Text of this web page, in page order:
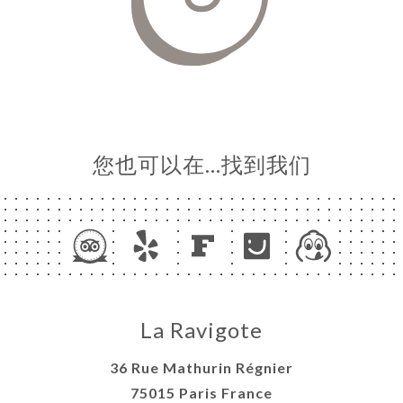
您也可以在…找到我们
La Ravigote
36 Rue Mathurin Régnier
75015 Paris France